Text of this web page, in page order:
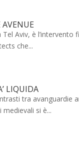
Aviv, è l’intervento
che...
LIQUIDA
tra avanguardie
si è...